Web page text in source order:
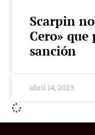
Scarpin
Cero»
sanción
abril 14, 2023